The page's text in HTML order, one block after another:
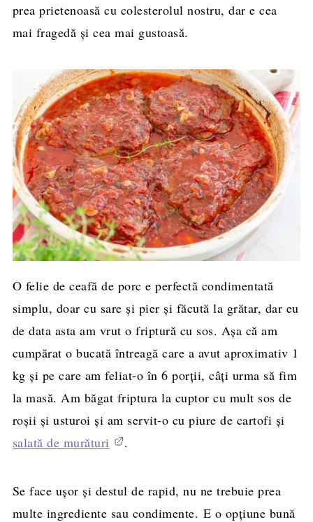
prea prietenoasă cu colesterolul nostru, dar e cea
mai fragedă și cea mai gustoasă.
O felie de ceafă de porc e perfectă condimentată
simplu, doar cu sare şi pier şi făcută la grătar, dar eu
de data asta am vrut o friptură cu sos. Aşa că am
cumpărat o bucată întreagă care a avut aproximativ 1
kg şi pe care am feliat-o în 6 porţii, câţi urma să fim
la masă. Am băgat friptura la cuptor cu mult sos de
roşii şi usturoi şi am servit-o cu piure de cartofi şi
salată de murături
.
Se face uşor şi destul de rapid, nu ne trebuie prea
multe ingrediente sau condimente. E o opţiune bună